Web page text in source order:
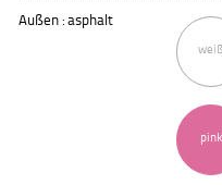
Außen : asphalt
weiß
pink